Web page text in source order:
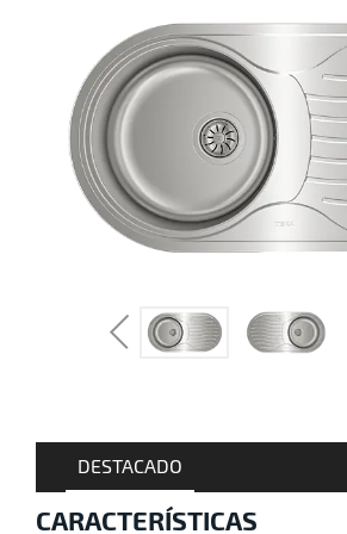
DESTACADO
CARACTERÍSTICAS